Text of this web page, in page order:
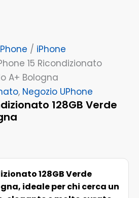
/ iPhone
15 Ricondizionato
A+ Bologna
, Negozio UPhone
128GB Verde
128GB Verde
ideale per chi cerca un